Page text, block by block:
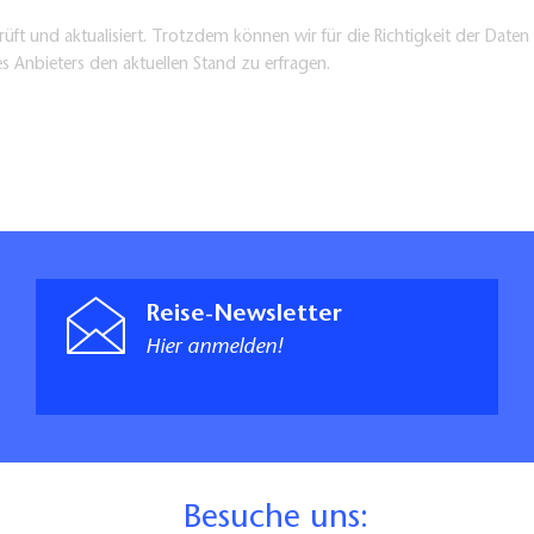
Bushaltestelle etc. ist möglich.
Brandenburg GmbH
und aktualisiert. Trotzdem können wir für die Richtigkeit der
Anbieters den aktuellen Stand zu erfragen.
Reise-Newsletter
Hier anmelden!
Besuche uns: